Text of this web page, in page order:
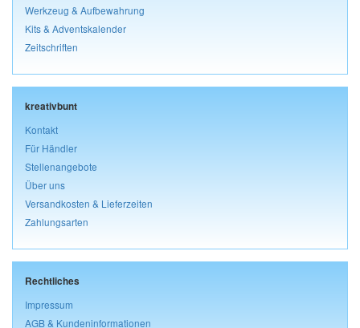
Werkzeug & Aufbewahrung
Kits & Adventskalender
Zeitschriften
kreativbunt
Kontakt
Für Händler
Stellenangebote
Über uns
Versandkosten & Lieferzeiten
Zahlungsarten
Rechtliches
Impressum
AGB & Kundeninformationen